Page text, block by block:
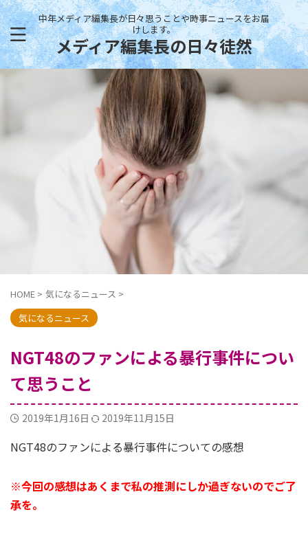
中年メディア編集長が日々思うことや時事ニュースをお届
けします。
メディア編集長の日々徒然
HOME > 気になるニュース >
気になるニュース
NGT48のファンによる暴行事件につい
て思うこと
2019年1月16日 2019年11月15日
NGT48のファンによる暴行事件についての感想
※今回の感想はあくまで私の推測にしか過ぎないのでご了
承を。